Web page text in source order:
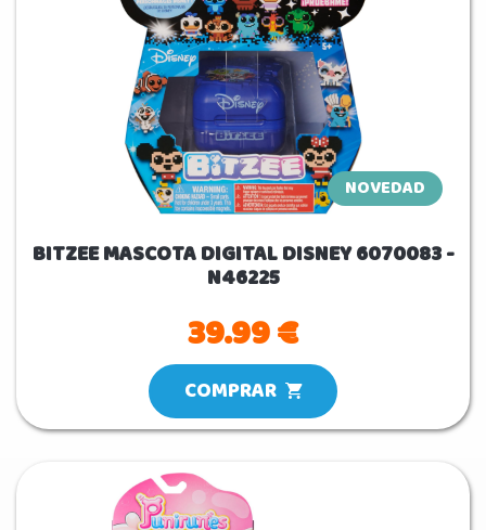
NOVEDAD
BITZEE MASCOTA DIGITAL DISNEY 6070083 -
N46225
39.99 €
COMPRAR